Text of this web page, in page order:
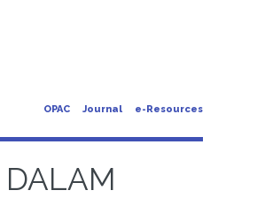
OPAC Journal e-Resources
DALAM